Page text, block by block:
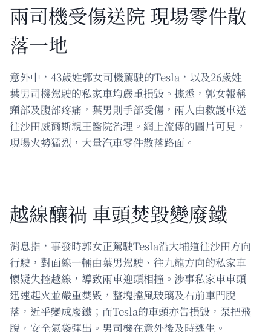
兩司機受傷送院 現場零件散
落一地
意外中，43歲姓郭女司機駕駛的Tesla，以及26歲姓
葉男司機駕駛的私家車均嚴重損毀。據悉，郭女報稱
頸部及腹部疼痛，葉男則手部受傷，兩人由救護車送
往沙田威爾斯親王醫院治理。網上流傳的圖片可見，
現場火勢猛烈，大量汽車零件散落路面。
越線釀禍 車頭焚毀變廢鐵
消息指，事發時郭女正駕駛Tesla沿大埔道往沙田方向
行駛，對面線一輛由葉男駕駛、往九龍方向的私家車
懷疑失控越線，導致兩車迎頭相撞。涉事私家車車頭
迅速起火並嚴重焚毀，整塊擋風玻璃及右前車門脫
落，近乎變成廢鐵；而Tesla的車頭亦告損毀，泵把飛
脫，安全氣袋彈出。男司機在意外後及時逃生。